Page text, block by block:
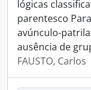
lógicas
parentesco
avúnculo-
ausência de
FAUSTO, Carlos